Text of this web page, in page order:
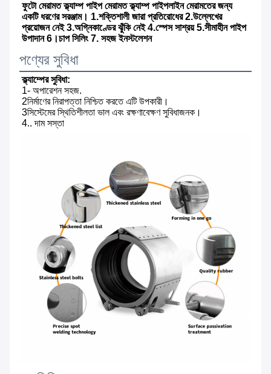
ফুটো মেরামত ক্ল্যাম্প পাইপ মেরামত ক্ল্যাম্প পাইপলাইন মেরামতের জন্য
একটি ধরণের সরঞ্জাম। 1.শক্তিশালী জারা প্রতিরোধের 2.উল্লেখের
প্রয়োজন নেই 3.অগ্নিকাণ্ডের ঝুঁকি নেই 4.স্পেস সাশ্রয় 5.সীমাহীন পাইপ
উপাদান 6।চাপ সিলিং 7. সহজ ইনস্টলেশন
পণ্যের সুবিধা
ক্ল্যাম্পের সুবিধা:
1- অপারেশন সহজ.
2নির্মাণের নিরাপত্তা নিশ্চিত করতে এটি উপকারী।
3সিস্টেমের স্থিতিশীলতা ভাল এবং রক্ষণাবেক্ষণ সুবিধাজনক।
4.. দাম সস্তা